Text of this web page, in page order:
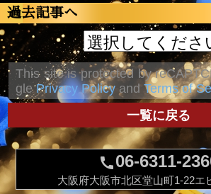
過去記事へ
This site is protected by
glePrivacy Policy andTerms of
一覧に戻る
call06-6311-
大阪府大阪市北区堂山町1-22エ